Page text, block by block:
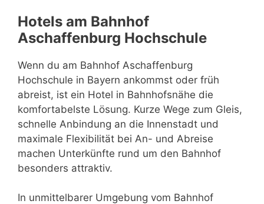
Hotels am Bahnhof
Aschaffenburg Hochschule
Wenn du am Bahnhof Aschaffenburg
Hochschule in Bayern ankommst oder früh
abreist, ist ein Hotel in Bahnhofsnähe die
komfortabelste Lösung. Kurze Wege zum Gleis,
schnelle Anbindung an die Innenstadt und
maximale Flexibilität bei An- und Abreise
machen Unterkünfte rund um den Bahnhof
besonders attraktiv.
In unmittelbarer Umgebung vom Bahnhof